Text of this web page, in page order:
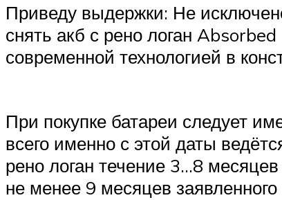
Приведу выдержки: Не
снять акб с рено логан
современной технологией в
При покупке батареи следует
всего именно с этой даты
рено логан течение 3…8
не менее 9 месяцев